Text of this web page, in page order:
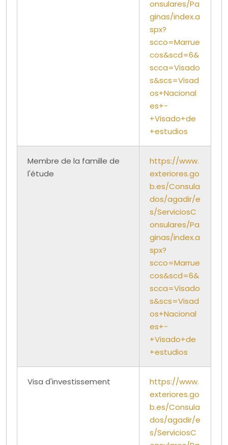
onsulares/Pa
ginas/index.a
spx?
scco=Marrue
cos&scd=6&
scca=Visado
s&scs=Visad
os+Nacional
es+-
+Visado+de
+estudios
Membre de la famille de
l'étude
https://www.
exteriores.go
b.es/Consula
dos/agadir/e
s/ServiciosC
onsulares/Pa
ginas/index.a
spx?
scco=Marrue
cos&scd=6&
scca=Visado
s&scs=Visad
os+Nacional
es+-
+Visado+de
+estudios
Visa d'investissement
https://www.
exteriores.go
b.es/Consula
dos/agadir/e
s/ServiciosC